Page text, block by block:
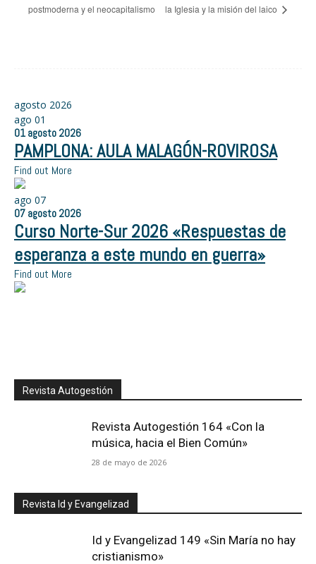
postmoderna y el neocapitalismo
la Iglesia y la misión del laico
agosto 2026
ago 01
01 agosto 2026
PAMPLONA: AULA MALAGÓN-ROVIROSA
Find out More
ago 07
07 agosto 2026
Curso Norte-Sur 2026 «Respuestas de
esperanza a este mundo en guerra»
Find out More
Revista Autogestión
Revista Autogestión 164 «Con la
música, hacia el Bien Común»
28 de mayo de 2026
Revista Id y Evangelizad
Id y Evangelizad 149 «Sin María no hay
cristianismo»